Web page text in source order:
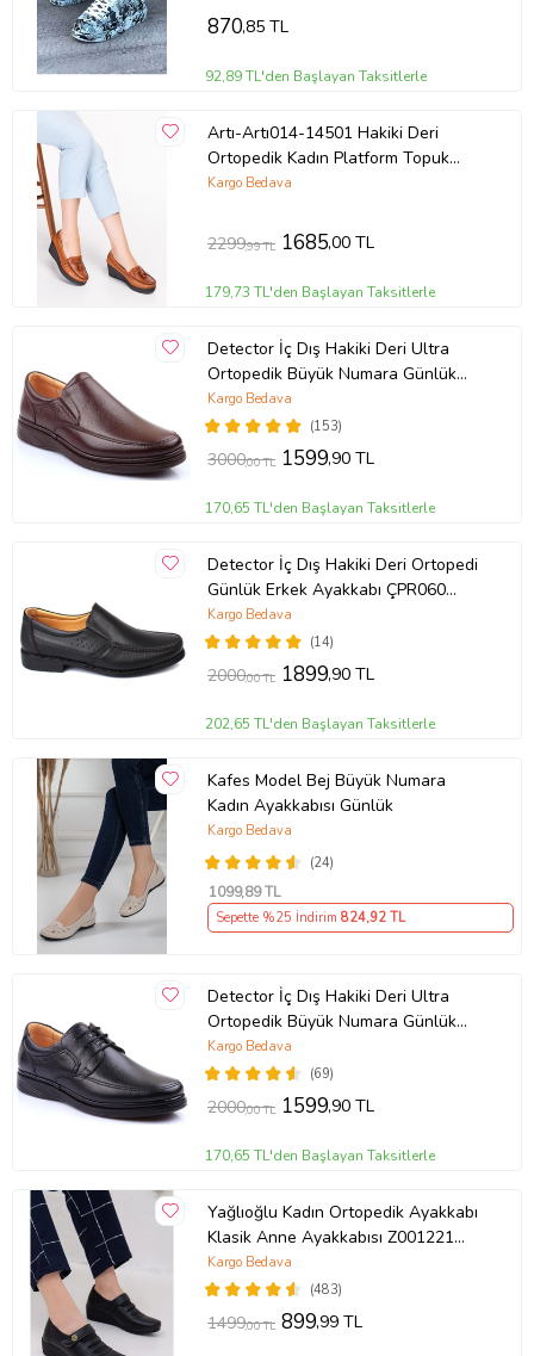
870,85 TL
92,89 TL'den Başlayan Taksitlerle
Artı-Artı014-14501 Hakiki Deri
Ortopedik Kadın Platform Topuk
Ayakkabı (Taba)
Kargo Bedava
2299,99 TL 1685,00 TL
179,73 TL'den Başlayan Taksitlerle
Detector İç Dış Hakiki Deri Ultra
Ortopedik Büyük Numara Günlük
Erkek Ayakkabı 700-10 (KAHVE)
(153)
Kargo Bedava
3000,00 TL 1599,90 TL
170,65 TL'den Başlayan Taksitlerle
Detector İç Dış Hakiki Deri Ortopedi
Günlük Erkek Ayakkabı ÇPR060
(Siyah)
(14)
Kargo Bedava
2000,00 TL 1899,90 TL
202,65 TL'den Başlayan Taksitlerle
Kafes Model Bej Büyük Numara
Kadın Ayakkabısı Günlük
(24)
Kargo Bedava
1099,89 TL
Sepette %25 İndirim 824,92 TL
Detector İç Dış Hakiki Deri Ultra
Ortopedik Büyük Numara Günlük
Erkek Ayakkabı 701-10 (Siyah)
(69)
Kargo Bedava
2000,00 TL 1599,90 TL
170,65 TL'den Başlayan Taksitlerle
Yağlıoğlu Kadın Ortopedik Ayakkabı
Klasik Anne Ayakkabısı Z001221
(Siyah)
(483)
Kargo Bedava
1499,00 TL 899,99 TL